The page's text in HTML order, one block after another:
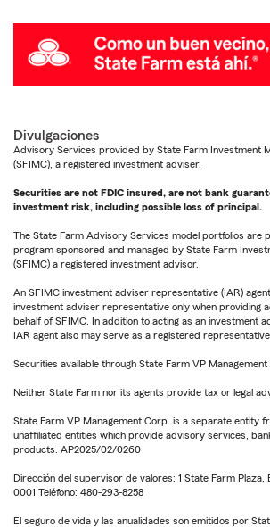
Divulgaciones
Advisory Services provided by State Farm Investment
(SFIMC), a registered investment adviser.
Securities are not FDIC insured, are not bank
investment risk, including possible loss of principal.
The State Farm Advisory Services model portfolios are
program sponsored and managed by State Farm
(SFIMC) a registered investment advisor.
An SFIMC investment adviser representative (IAR)
investment adviser representative only when providing
behalf of SFIMC. In addition to acting as an investment
IAR agent also may serve as a registered
Securities available through State Farm VP Management
Neither State Farm nor its agents provide tax or legal
State Farm VP Management Corp. is a separate entity
unaffiliated entities which provide advisory services,
products. AP2025/02/0260
Dirección del supervisor de valores: 1 State Farm Plaza,
0001 Teléfono: 480-293-8258
El seguro de vida y las anualidades son emitidos por